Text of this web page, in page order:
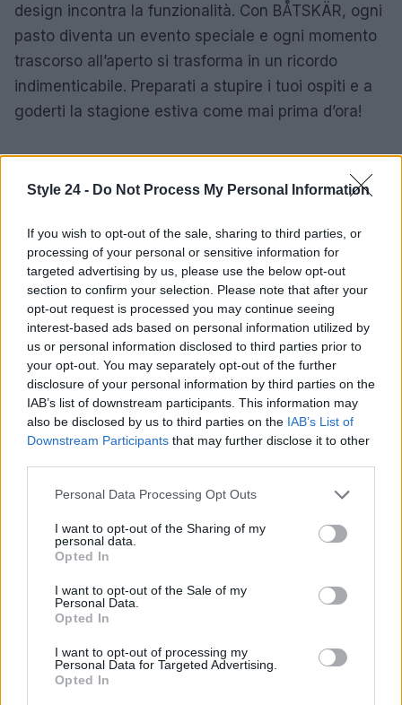
Style 24 - Do Not Process My Personal Information
If you wish to opt-out of the sale, sharing to third parties, or
processing of your personal or sensitive information for
targeted advertising by us, please use the below opt-out
section to confirm your selection. Please note that after your
opt-out request is processed you may continue seeing
interest-based ads based on personal information utilized by
us or personal information disclosed to third parties prior to
your opt-out. You may separately opt-out of the further
disclosure of your personal information by third parties on the
IAB’s list of downstream participants. This information may
also be disclosed by us to third parties on the IAB’s List of
Downstream Participants that may further disclose it to other
Please note that this website/app uses one or more Google
not limited to your visit or usage behaviour. You may click to
grant or deny consent to Google and its third-party tags to
use your data for below specified purposes in below Google
consent section.
Personal Data Processing Opt Outs
I want to opt-out of the Sharing of my
personal data.
Opted In
I want to opt-out of the Sale of my
Personal Data.
Opted In
I want to opt-out of processing my
Personal Data for Targeted Advertising.
Opted In
design incontra la funzionalità. Con BÅTSKÄR, ogni
pasto diventa un evento speciale e ogni momento
trascorso all’aperto si trasforma in un ricordo
indimenticabile. Preparati a stupire i tuoi ospiti e a
goderti la stagione estiva come mai prima d’ora!
Staff